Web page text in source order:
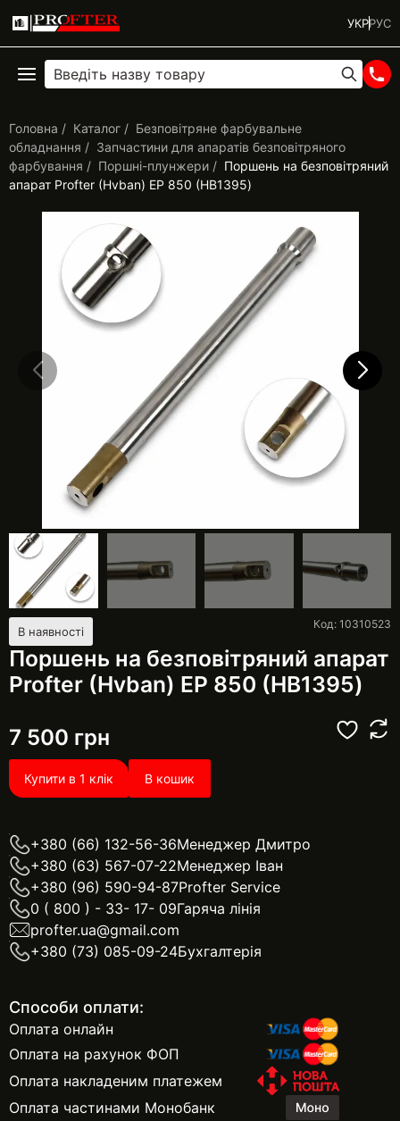
УКРРУС
Головна Каталог
Безповітряне фарбувальне
обладнання
Запчастини для апаратів безповітряного
фарбування
Поршні-плунжери
Поршень на безповітряний
апарат Profter (Hvban) ЕР 850 (HB1395)
В наявності
Поршень на безповітряний апарат
Profter (Hvban) ЕР 850 (HB1395)
Код: 10310523
7 500 грн
Купити в 1 клік В кошик
+380 (66) 132-56-36Менеджер Дмитро
+380 (63) 567-07-22Менеджер Іван
+380 (96) 590-94-87Profter Service
0 ( 800 ) - 33- 17- 09Гаряча лінія
profter.ua@gmail.com
+380 (73) 085-09-24Бухгалтерія
Способи оплати:
Оплата онлайн
Оплата на рахунок ФОП
Оплата накладеним платежем
Оплата частинами Монобанк